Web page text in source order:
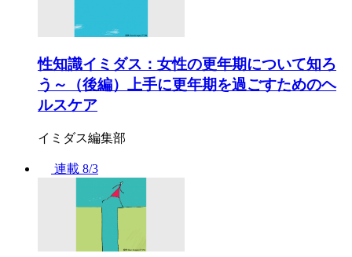
性知識イミダス：女性の更年期について知ろ
う～（後編）上手に更年期を過ごすためのヘ
ルスケア
イミダス編集部
連載 8/3